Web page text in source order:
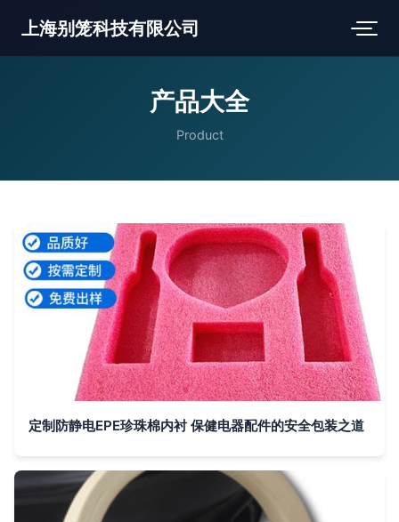
上海别笼科技有限公司
产品大全
Product
定制防静电EPE珍珠棉内衬 保健电器配件的安全包装之道